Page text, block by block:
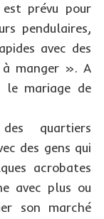
prévu pour
pendulaires,
avec des
manger ». A
le mariage de
quartiers
des gens qui
acrobates
avec plus ou
son marché